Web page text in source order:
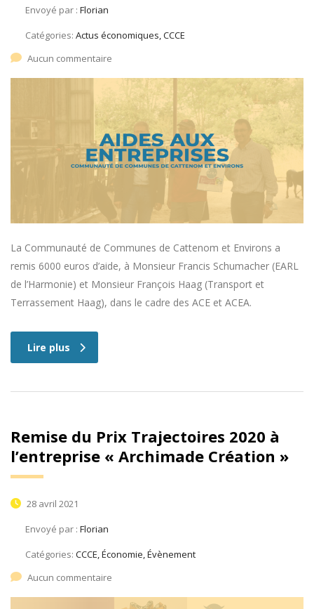
Envoyé par : Florian
Catégories: Actus économiques, CCCE
Aucun commentaire
La Communauté de Communes de Cattenom et Environs a
remis 6000 euros d’aide, à Monsieur Francis Schumacher (EARL
de l’Harmonie) et Monsieur François Haag (Transport et
Terrassement Haag), dans le cadre des ACE et ACEA.
Lire plus
Remise du Prix Trajectoires 2020 à
l’entreprise « Archimade Création »
28 avril 2021
Envoyé par : Florian
Catégories: CCCE, Économie, Évènement
Aucun commentaire